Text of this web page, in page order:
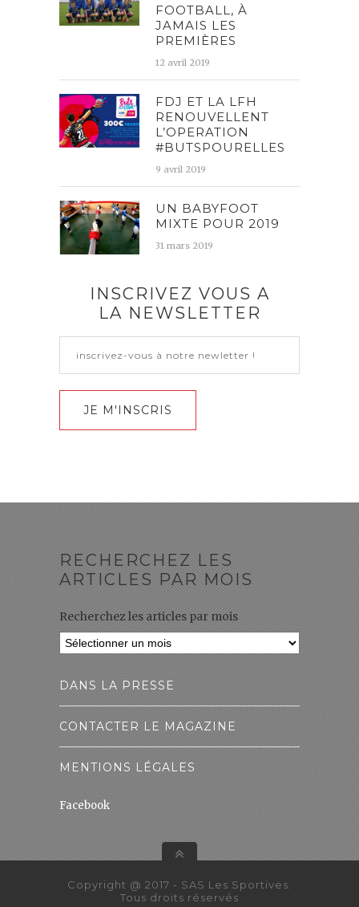
FOOTBALL, À
JAMAIS LES
PREMIÈRES
12 avril 2019
FDJ ET LA LFH
RENOUVELLENT
L’OPERATION
#BUTSPOURELLES
9 avril 2019
UN BABYFOOT
MIXTE POUR 2019
31 mars 2019
INSCRIVEZ VOUS A
LA NEWSLETTER
RECHERCHEZ LES
ARTICLES PAR MOIS
Recherchez les articles par mois
DANS LA PRESSE
CONTACTER LE MAGAZINE
MENTIONS LÉGALES
Facebook
Copyright @ 2017 - SAS Les Sportives.
Tous droits réservés